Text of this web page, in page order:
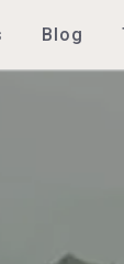
Blog